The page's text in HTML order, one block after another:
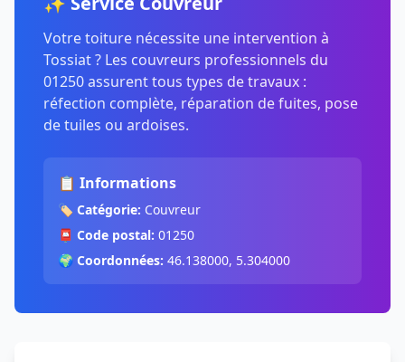
Votre toiture nécessite une intervention à
Tossiat ? Les couvreurs professionnels du
01250 assurent tous types de travaux :
réfection complète, réparation de fuites, pose
de tuiles ou ardoises.
📋 Informations
🏷️ Catégorie: Couvreur
📮 Code postal: 01250
🌍 Coordonnées: 46.138000, 5.304000